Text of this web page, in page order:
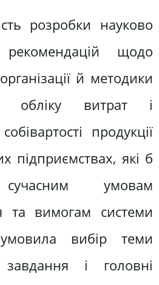
розробки науково
рекомендацій щодо
й методики
обліку витрат і
продукції
підприємствах, які б
сучасним умовам
та вимогам системи
вибір теми
і головні